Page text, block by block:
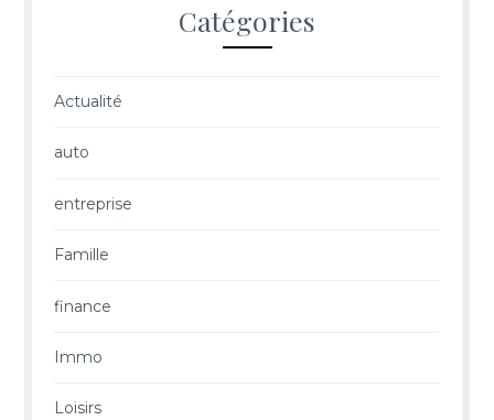
Catégories
Actualité
auto
entreprise
Famille
finance
Immo
Loisirs